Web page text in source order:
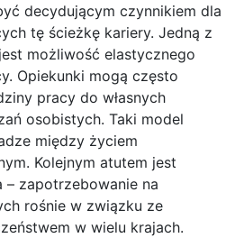
decydującym czynnikiem dla
tę ścieżkę kariery. Jedną z
możliwość elastycznego
Opiekunki mogą często
pracy do własnych
osobistych. Taki model
między życiem
Kolejnym atutem jest
– zapotrzebowanie na
rośnie w związku ze
w wielu krajach.